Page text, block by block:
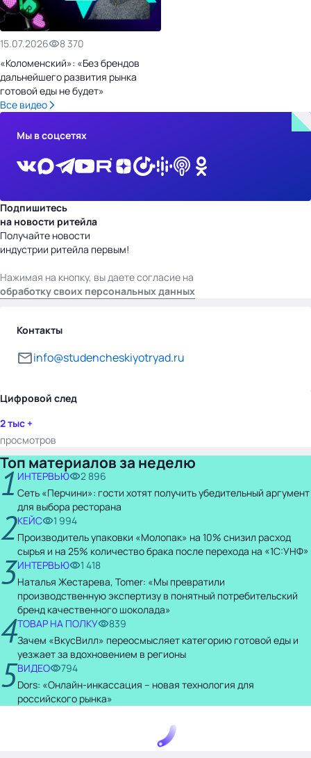
15.07.2026
8 370
«Коломенский»: «Без брендов
дальнейшего развития рынка
готовой еды не будет»
Все видео
Мы в соцсетях
Подпишитесь
на новости ритейла
Получайте новости
индустрии ритейла первым!
Нажимая на кнопку, вы даете согласие на
обработку своих персональных данных
Контакты
info@studencheskiyotryad.ru
Цифровой след
2 тыс +
просмотров
Топ материалов за неделю
1 ИНТЕРВЬЮ
2 896
Сеть «Перчини»: гости хотят получить убедительный аргумент
для выбора ресторана
2КЕЙС
1 994
Производитель упаковки «Молопак» на 10% снизил расход
сырья и на 25% количество брака после перехода на «1С:УНФ»
3ИНТЕРВЬЮ
1 418
Наталья Жестарева, Tomer: «Мы превратили
производственную экспертизу в понятный потребительский
бренд качественного шоколада»
4ТОВАР НА ПОЛКУ
839
Зачем «ВкусВилл» переосмысляет категорию готовой еды и
уезжает за вдохновением в регионы
5ВИДЕО
794
Dors: «Онлайн-инкассация – новая технология для
российского рынка»